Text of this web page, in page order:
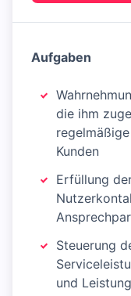
Aufgaben
die ihm
Kunden
Erfüllung
Steuerung
und